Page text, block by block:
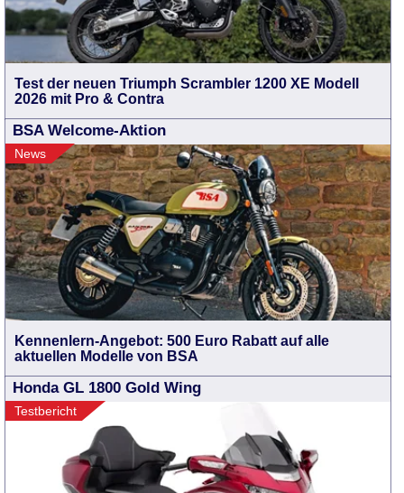
Test der neuen Triumph Scrambler 1200 XE Modell
2026 mit Pro & Contra
BSA Welcome-Aktion
News
Kennenlern-Angebot: 500 Euro Rabatt auf alle
aktuellen Modelle von BSA
Honda GL 1800 Gold Wing
Testbericht